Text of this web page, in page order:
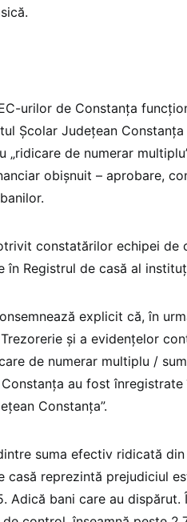
urilor de Constanța
Școlar Județean
„ridicare de numerar
obișnuit – aprobare,
constatărilor echipei de
în Registrul de casă al
explicit că, în
și a evidențelor
de numerar multiplu /
au fost
Constanța”.
suma efectiv ridicată
casă reprezintă prejudiciul
Adică bani care au